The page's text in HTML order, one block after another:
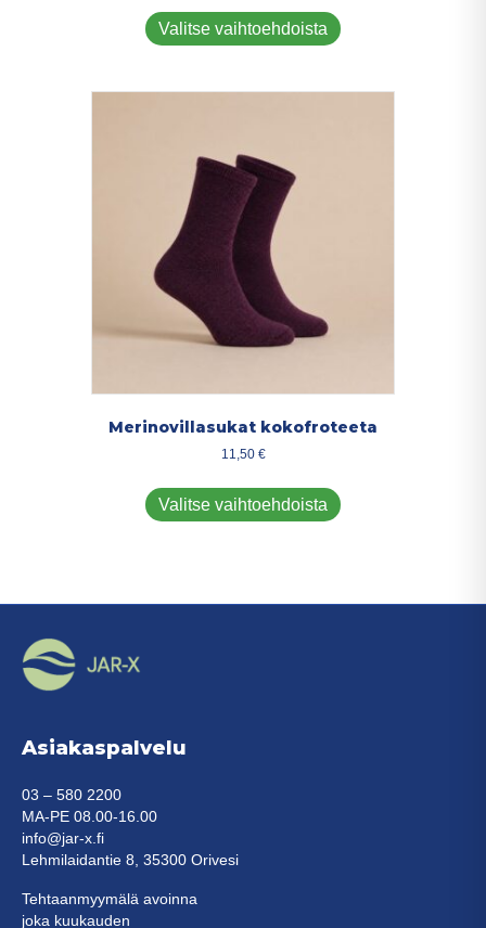
Valitse vaihtoehdoista
tuotteella
muunnelma.
Merinovillasukat kokofroteeta
11,50 €
Valitse vaihtoehdoista
tuotteella
tehdä
Asiakaspalvelu
03 – 580 2200
MA-PE 08.00-16.00
info@jar-x.fi
Lehmilaidantie 8, 35300 Orivesi
Tehtaanmyymälä avoinna
joka kuukauden